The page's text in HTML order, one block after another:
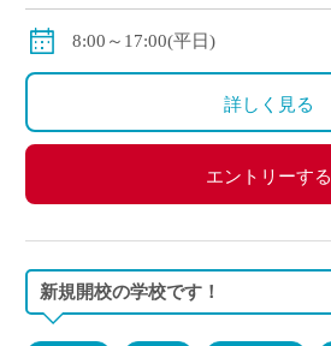
入となります。
8:00～17:00(平日)
詳しく見る
エントリーする
新規開校の学校です！